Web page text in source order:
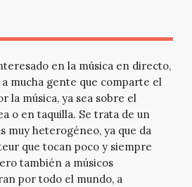
en la música en directo,
mucha gente que comparte el
la música, ya sea sobre el
o en taquilla. Se trata de un
muy heterogéneo, ya que da
que tocan poco y siempre
también a músicos
por todo el mundo, a